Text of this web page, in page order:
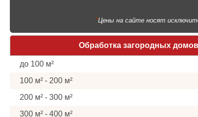
*Цены на сайте носят
Обработка загородных домов
до 100 м²
100 м² - 200 м²
200 м² - 300 м²
300 м² - 400 м²